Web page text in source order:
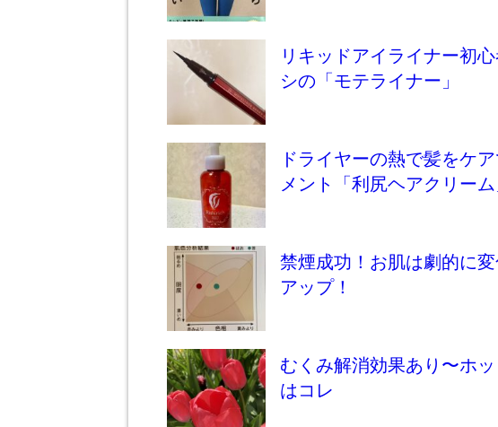
リキッドアイライナー初
シの「モテライナー」
ドライヤーの熱で髪をケ
メント「利尻ヘアクリーム
禁煙成功！お肌は劇的に
アップ！
むくみ解消効果あり〜ホ
はコレ